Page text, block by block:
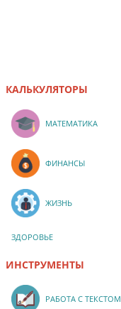
КАЛЬКУЛЯТОРЫ
МАТЕМАТИКА
ФИНАНСЫ
ЖИЗНЬ
ЗДОРОВЬЕ
ИНСТРУМЕНТЫ
РАБОТА С ТЕКСТОМ